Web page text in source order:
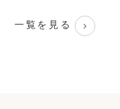
一覧を見る